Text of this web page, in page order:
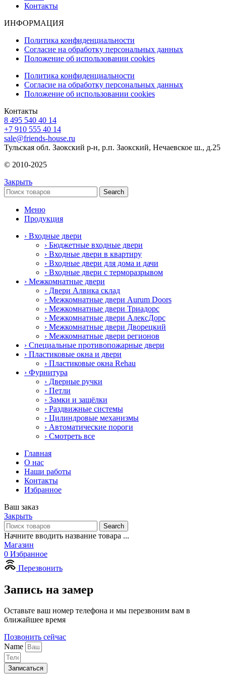
Контакты
ИНФОРМАЦИЯ
Политика конфиденциальности
Согласие на обработку персональных данных
Положение об использовании cookies
Политика конфиденциальности
Согласие на обработку персональных данных
Положение об использовании cookies
Контакты
8 495 540 40 14
+7 910 555 40 14
sale@friends-house.ru
Тульская обл. Заокский р-н, р.п. Заокский, Нечаевское ш., д.25
© 2010-2025
Закрыть
Search
Меню
Продукция
› Входные двери
› Бюджетные входные двери
› Входные двери в квартиру
› Входные двери для дома и дачи
› Входные двери с терморазрывом
› Межкомнатные двери
› Двери Алвика склад
› Межкомнатные двери Aurum Doors
› Межкомнатные двери Триадорс
› Межкомнатные двери АлексДорс
› Межкомнатные двери Дворецкий
› Межкомнатные двери регионов
› Специальные противопожарные двери
› Пластиковые окна и двери
› Пластиковые окна Rehau
› Фурнитура
› Дверные ручки
› Петли
› Замки и защёлки
› Раздвижные системы
› Цилиндровые механизмы
› Автоматические пороги
› Смотреть все
Главная
О нас
Наши работы
Контакты
Избранное
Ваш заказ
Закрыть
Search
Начните вводить название товара ...
Магазин
0 Избранное
Перезвонить
Запись на замер
Оставьте ваш номер телефона и мы перезвоним вам в
ближайшее время
Позвонить сейчас
Name
Записаться